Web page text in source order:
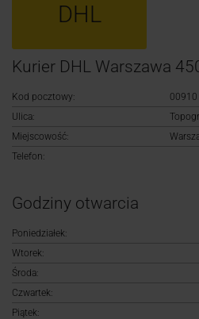
DHL
Kurier DHL Warszawa
Kod pocztowy:
00910
Ulica:
Miejscowość:
Telefon:
Godziny otwarcia
Poniedziałek:
Wtorek:
Środa:
Czwartek:
Piątek: